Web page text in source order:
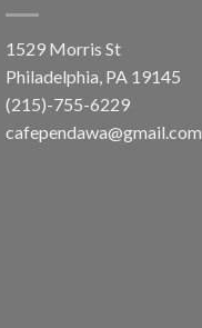
1529 Morris St
Philadelphia, PA 19145
(215)-755-6229
cafependawa@gmail.com